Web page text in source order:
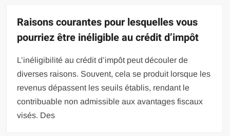
Raisons courantes pour lesquelles vous
pourriez être inéligible au crédit d’impôt
L’inéligibilité au crédit d’impôt peut découler de
diverses raisons. Souvent, cela se produit lorsque les
revenus dépassent les seuils établis, rendant le
contribuable non admissible aux avantages fiscaux
visés. Des